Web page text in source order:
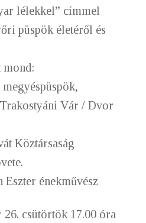
lélekkel” címmel
püspök életéről és
mond:
Vár / Dvor
Köztársaság
énekművész
26. csütörtök 17.00 óra